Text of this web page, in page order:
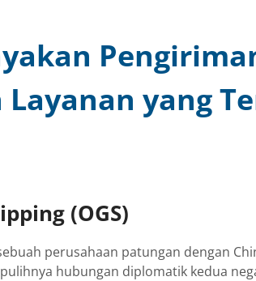
yang
(OGS)
perusahaan patungan dengan
hubungan diplomatik kedua